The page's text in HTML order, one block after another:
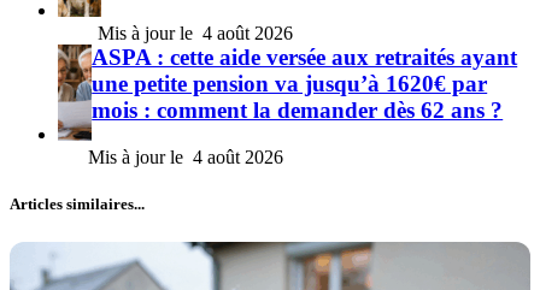
4 août 2026
ASPA : cette aide versée aux retraités ayant
une petite pension va jusqu’à 1620€ par
mois : comment la demander dès 62 ans ?
4 août 2026
Articles similaires...